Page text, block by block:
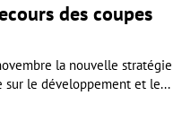
des coupes
la nouvelle stratégie
le développement et le...